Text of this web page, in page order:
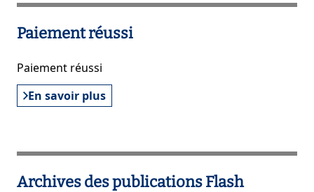
Paiement réussi
Paiement réussi
En savoir plus
Archives des publications Flash